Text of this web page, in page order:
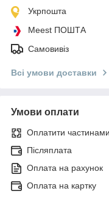
Укрпошта
Meest ПОШТА
Самовивіз
Всі умови доставки
Умови оплати
Оплатити частинами
Післяплата
Оплата на рахунок
Оплата на картку